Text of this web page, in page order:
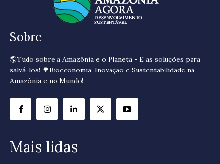
Sobre
🌎Tudo sobre a Amazônia e o Planeta - E as soluções para
salvá-los! 🌳Bioeconomia, Inovação e Sustentabilidade na
Amazônia e no Mundo!
Mais lidas